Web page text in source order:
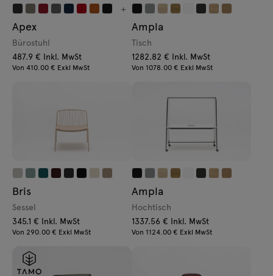
Beleuchtung
Tamo
Anfragen
Angebot
+
Apex
Bürostuhl
487.9 € Inkl. MwSt
Von 410.00 € Exkl MwSt
Ampla
Tisch
1282.82 € Inkl. MwSt
Von 1078.00 € Exkl MwSt
Bris
Sessel
345.1 € Inkl. MwSt
Von 290.00 € Exkl MwSt
Ampla
Hochtisch
1337.56 € Inkl. MwSt
Von 1124.00 € Exkl MwSt